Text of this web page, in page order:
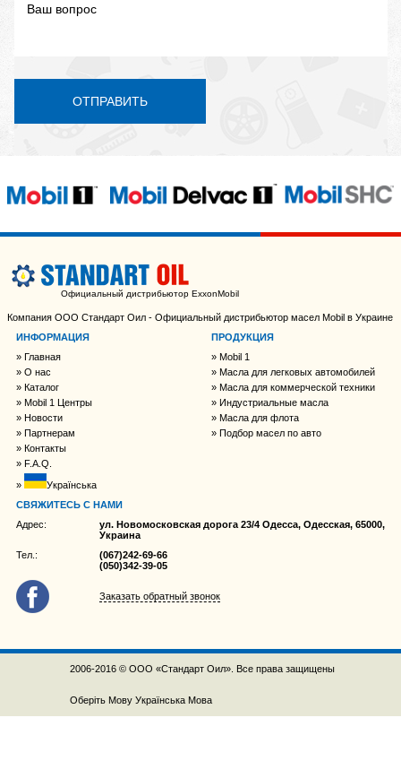
ОТПРАВИТЬ
Официальный дистрибьютор ExxonMobil
Компания ООО Стандарт Оил - Официальный дистрибьютор масел Mobil в Украине
ИНФОРМАЦИЯ
Главная
О нас
Каталог
Mobil 1 Центры
Новости
Партнерам
Контакты
F.A.Q.
Українська
ПРОДУКЦИЯ
Mobil 1
Масла для легковых автомобилей
Масла для коммерческой техники
Индустриальные масла
Масла для флота
Подбор масел по авто
СВЯЖИТЕСЬ С НАМИ
Адрес:
ул. Новомосковская дорога 23/4 Одесса, Одесская, 65000,
Украина
Тел.:
(067)242-69-66
(050)342-39-05
Заказать обратный звонок
2006-2016 © ООО «Стандарт Оил». Все права защищены
Оберіть Мову Українська Мова